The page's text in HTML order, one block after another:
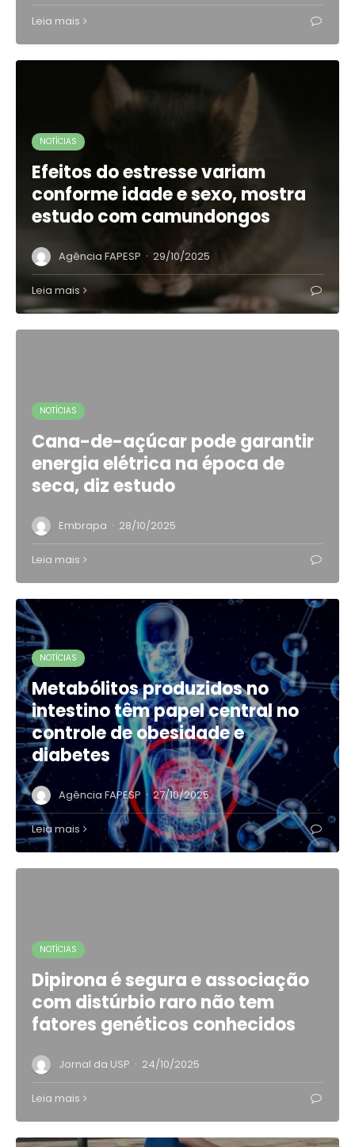
Leia mais
NOTÍCIAS
Efeitos do estresse variam
conforme idade e sexo, mostra
estudo com camundongos
Agência FAPESP · 29/10/2025
Leia mais
NOTÍCIAS
Cana-de-açúcar pode garantir
energia elétrica na época de
seca, diz estudo
Embrapa · 28/10/2025
Leia mais
NOTÍCIAS
Metabólitos produzidos no
intestino têm papel central no
controle de obesidade e
diabetes
Agência FAPESP · 27/10/2025
Leia mais
NOTÍCIAS
Dipirona é segura e associação
com distúrbio raro não tem
fatores genéticos conhecidos
Jornal da USP · 24/10/2025
Leia mais